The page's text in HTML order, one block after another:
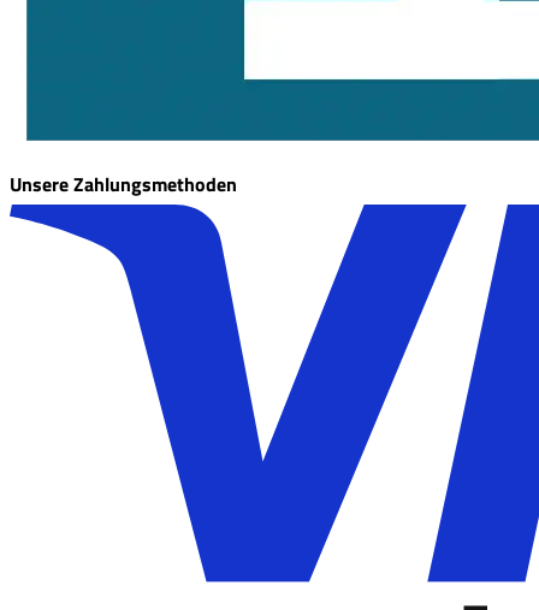
Unsere Zahlungsmethoden